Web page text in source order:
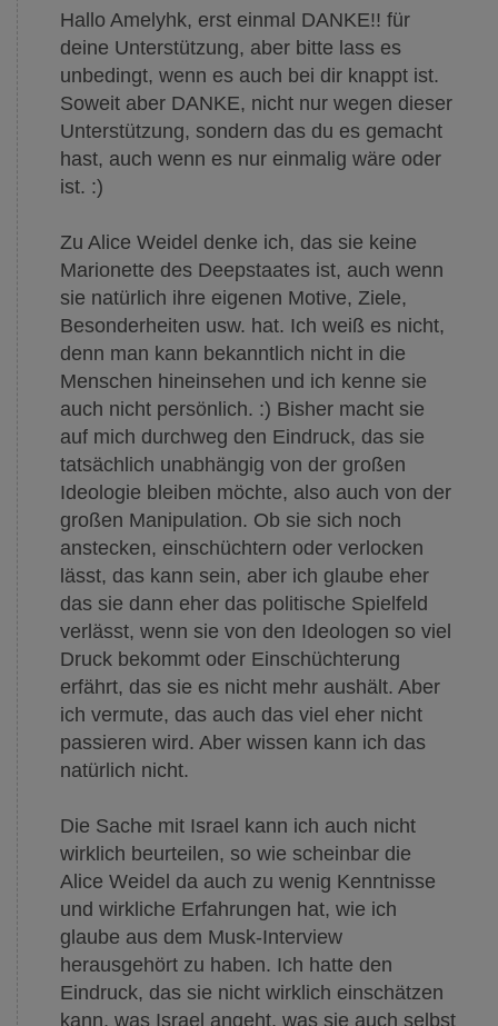
Hallo Amelyhk, erst einmal DANKE!! für
deine Unterstützung, aber bitte lass es
unbedingt, wenn es auch bei dir knappt ist.
Soweit aber DANKE, nicht nur wegen dieser
Unterstützung, sondern das du es gemacht
hast, auch wenn es nur einmalig wäre oder
ist. :)
Zu Alice Weidel denke ich, das sie keine
Marionette des Deepstaates ist, auch wenn
sie natürlich ihre eigenen Motive, Ziele,
Besonderheiten usw. hat. Ich weiß es nicht,
denn man kann bekanntlich nicht in die
Menschen hineinsehen und ich kenne sie
auch nicht persönlich. :) Bisher macht sie
auf mich durchweg den Eindruck, das sie
tatsächlich unabhängig von der großen
Ideologie bleiben möchte, also auch von der
großen Manipulation. Ob sie sich noch
anstecken, einschüchtern oder verlocken
lässt, das kann sein, aber ich glaube eher
das sie dann eher das politische Spielfeld
verlässt, wenn sie von den Ideologen so viel
Druck bekommt oder Einschüchterung
erfährt, das sie es nicht mehr aushält. Aber
ich vermute, das auch das viel eher nicht
passieren wird. Aber wissen kann ich das
natürlich nicht.
Die Sache mit Israel kann ich auch nicht
wirklich beurteilen, so wie scheinbar die
Alice Weidel da auch zu wenig Kenntnisse
und wirkliche Erfahrungen hat, wie ich
glaube aus dem Musk-Interview
herausgehört zu haben. Ich hatte den
Eindruck, das sie nicht wirklich einschätzen
kann, was Israel angeht, was sie auch selbst